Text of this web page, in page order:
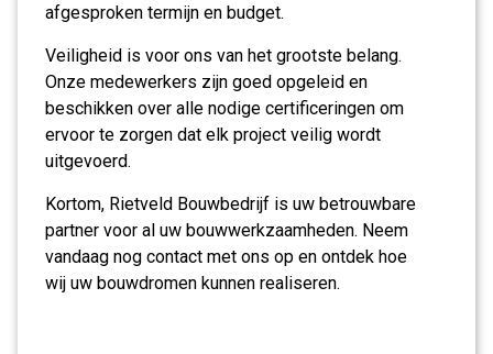
afgesproken termijn en budget.
Veiligheid is voor ons van het grootste belang.
Onze medewerkers zijn goed opgeleid en
beschikken over alle nodige certificeringen om
ervoor te zorgen dat elk project veilig wordt
uitgevoerd.
Kortom, Rietveld Bouwbedrijf is uw betrouwbare
partner voor al uw bouwwerkzaamheden. Neem
vandaag nog contact met ons op en ontdek hoe
wij uw bouwdromen kunnen realiseren.